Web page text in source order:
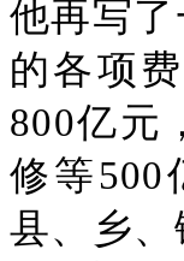
他再写
的各项
800亿元
修等500
县、乡